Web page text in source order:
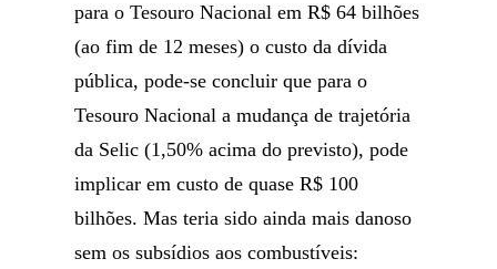
para o Tesouro Nacional em R$ 64 bilhões
(ao fim de 12 meses) o custo da dívida
pública, pode-se concluir que para o
Tesouro Nacional a mudança de trajetória
da Selic (1,50% acima do previsto), pode
implicar em custo de quase R$ 100
bilhões. Mas teria sido ainda mais danoso
sem os subsídios aos combustíveis: